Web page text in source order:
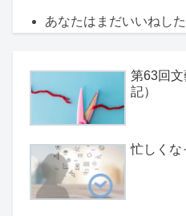
あなたはまだいいねし
第63回文
記）
忙しくな